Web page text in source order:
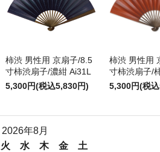
柿渋 男性用 京扇子/8.5
寸柿渋扇子/濃紺 Ai31L
5,300円(税込5,830円)
柿渋 男性用
寸柿渋扇子/
5,300円(税
2026年8月
火 水 木 金
土